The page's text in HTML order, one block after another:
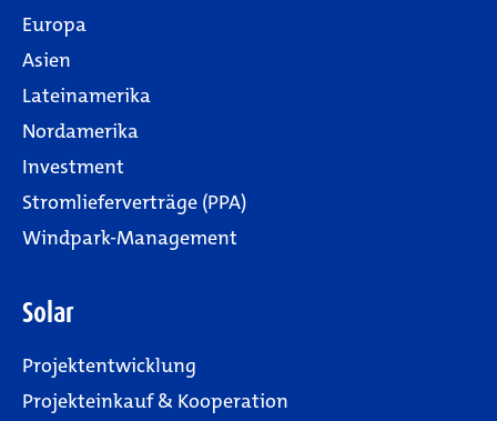
Europa
Asien
Lateinamerika
Nordamerika
Investment
Stromlieferverträge (PPA)
Windpark-Management
Solar
Projektentwicklung
Projekteinkauf & Kooperation